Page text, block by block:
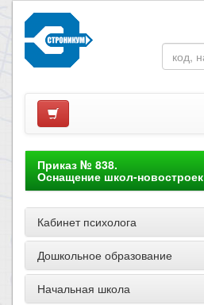
Приказ № 838.
Оснащение школ-новостроек
Кабинет психолога
Дошкольное образование
Начальная школа